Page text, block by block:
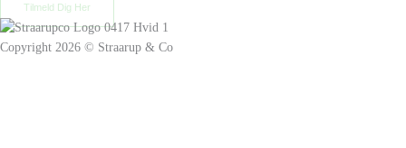
Tilmeld Dig Her
Copyright 2026 © Straarup & Co